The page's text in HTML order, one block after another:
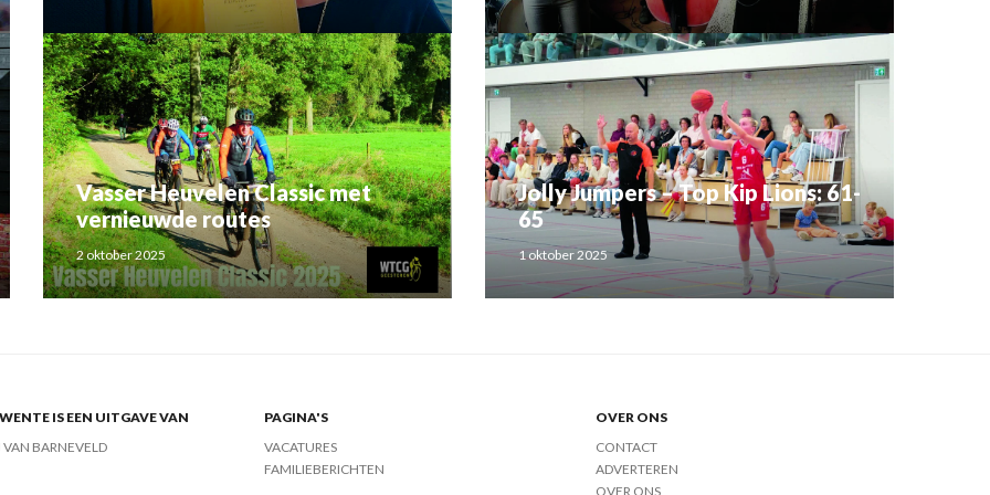
Rahma el Mouden
Vasser Heuvelen Classic met
vernieuwde routes
2 oktober 2025
Jolly Jumpers – Top Kip Lions: 61-
65
1 oktober 2025
IS EEN UITGAVE VAN
VAN BARNEVELD
PAGINA'S
VACATURES
FAMILIEBERICHTEN
OVER ONS
CONTACT
ADVERTEREN
OVER ONS